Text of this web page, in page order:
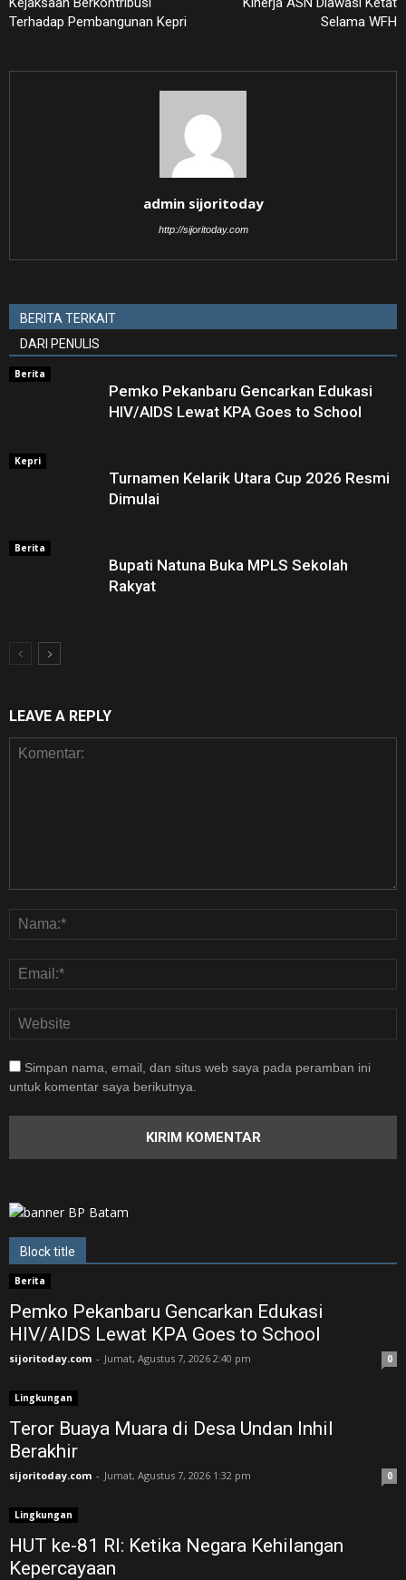
Terhadap Pembangunan Kepri
Selama WFH
admin sijoritoday
http://sijoritoday.com
BERITA TERKAIT
DARI PENULIS
Berita
Pemko Pekanbaru Gencarkan Edukasi
HIV/AIDS Lewat KPA Goes to School
Kepri
Turnamen Kelarik Utara Cup 2026 Resmi
Dimulai
Berita
Bupati Natuna Buka MPLS Sekolah
Rakyat
LEAVE A REPLY
Simpan nama, email, dan situs web saya pada peramban ini
untuk komentar saya berikutnya.
Block title
Berita
Pemko Pekanbaru Gencarkan Edukasi
HIV/AIDS Lewat KPA Goes to School
sijoritoday.com - Jumat, Agustus 7, 2026 2:40 pm 0
Lingkungan
Teror Buaya Muara di Desa Undan Inhil
Berakhir
sijoritoday.com - Jumat, Agustus 7, 2026 1:32 pm 0
Lingkungan
HUT ke-81 RI: Ketika Negara Kehilangan
Kepercayaan